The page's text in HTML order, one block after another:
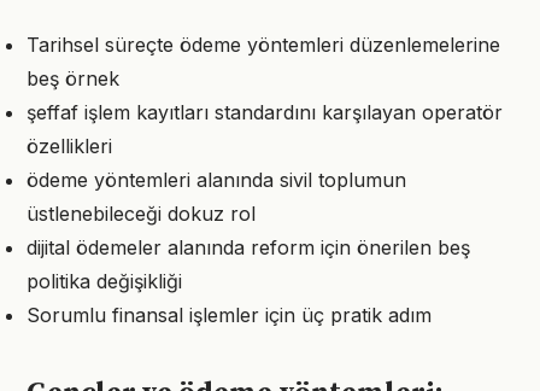
Tarihsel süreçte ödeme yöntemleri düzenlemelerine
beş örnek
şeffaf işlem kayıtları standardını karşılayan operatör
özellikleri
ödeme yöntemleri alanında sivil toplumun
üstlenebileceği dokuz rol
dijital ödemeler alanında reform için önerilen beş
politika değişikliği
Sorumlu finansal işlemler için üç pratik adım